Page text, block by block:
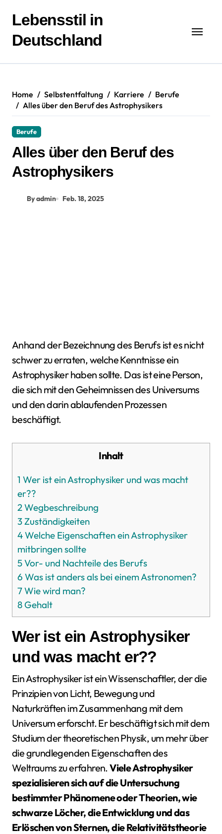
Inhalt
springen
Lebensstil in
Deutschland
Home Selbstentfaltung Karriere
Berufe
Alles über den Beruf des Astrophysikers
Berufe
Alles über den Beruf des
Astrophysikers
By admin Feb. 18, 2025
Anhand der Bezeichnung des Berufs ist es nicht
schwer zu erraten, welche Kenntnisse ein
Astrophysiker haben sollte. Das ist eine Person,
die sich mit den Geheimnissen des Universums
und den darin ablaufenden Prozessen
beschäftigt.
Inhalt
1 Wer ist ein Astrophysiker und was macht
er??
2Wegbeschreibung
3Zuständigkeiten
4Welche Eigenschaften ein Astrophysiker
mitbringen sollte
5Vor- und Nachteile des Berufs
6 Was ist anders als bei einem Astronomen?
7Wie wird man?
8 Gehalt
Wer ist ein Astrophysiker
und was macht er??
Ein Astrophysiker ist ein Wissenschaftler, der die
Prinzipien von Licht, Bewegung und
Naturkräften im Zusammenhang mit dem
Universum erforscht. Er beschäftigt sich mit dem
Studium der theoretischen Physik, um mehr über
die grundlegenden Eigenschaften des
Weltraums zu erfahren.Viele Astrophysiker
spezialisieren sich auf die Untersuchung
bestimmter Phänomene oder Theorien, wie
schwarze Löcher, die Entwicklung und das
Erlöschen von Sternen, die Relativitätstheorie